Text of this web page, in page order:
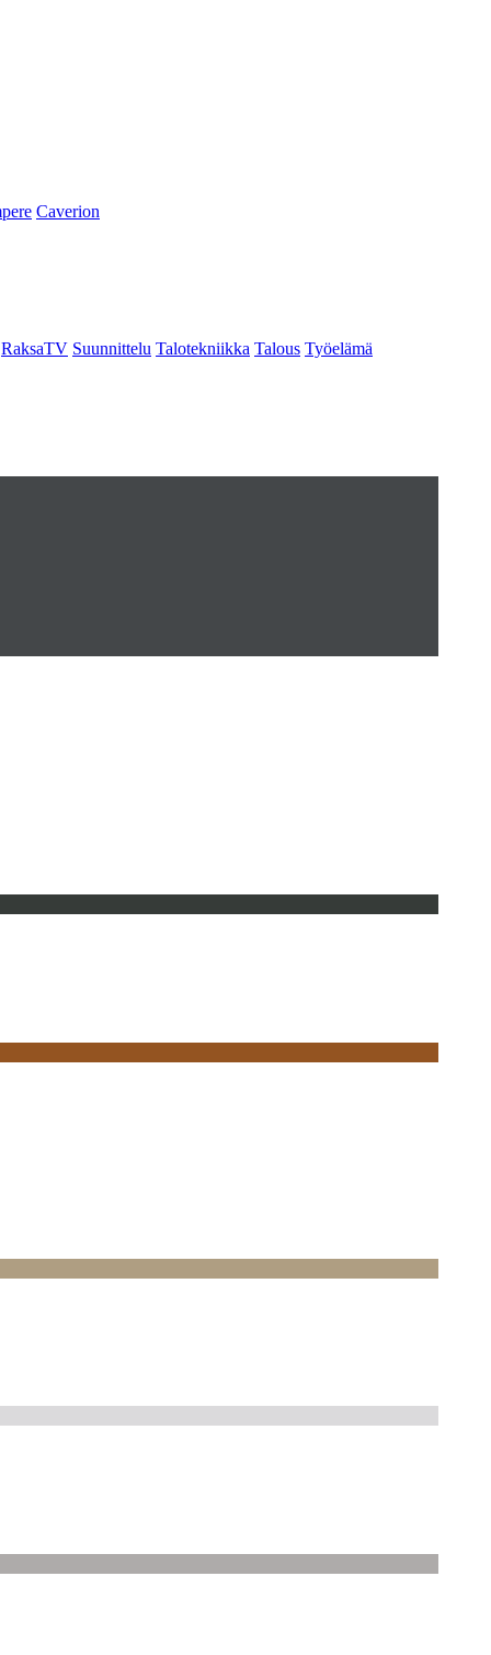
Caverion
RaksaTV Suunnittelu Talotekniikka Talous Työelämä